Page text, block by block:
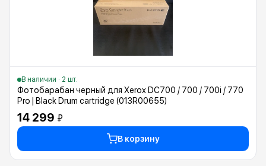
В наличии · 2 шт.
Фотобарабан черный для Xerox DC700 / 700 / 700i / 770
Pro | Black Drum cartridge (013R00655)
14 299 ₽
В корзину